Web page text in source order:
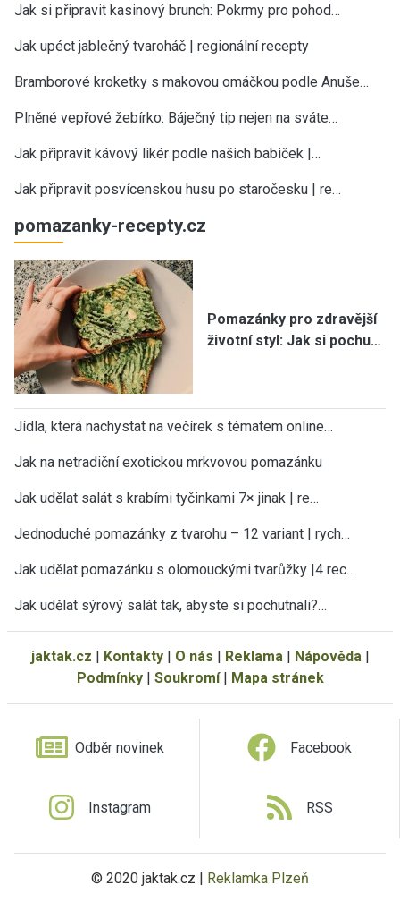
Jak si připravit kasinový brunch: Pokrmy pro pohod…
Jak upéct jablečný tvaroháč | regionální recepty
Bramborové kroketky s makovou omáčkou podle Anuše…
Plněné vepřové žebírko: Báječný tip nejen na sváte…
Jak připravit kávový likér podle našich babiček |…
Jak připravit posvícenskou husu po staročesku | re…
pomazanky-recepty.cz
Pomazánky pro zdravější
životní styl: Jak si pochu…
Jídla, která nachystat na večírek s tématem online…
Jak na netradiční exotickou mrkvovou pomazánku
Jak udělat salát s krabími tyčinkami 7× jinak | re…
Jednoduché pomazánky z tvarohu – 12 variant | rych…
Jak udělat pomazánku s olomouckými tvarůžky |4 rec…
Jak udělat sýrový salát tak, abyste si pochutnali?…
jaktak.cz | Kontakty| O nás | Reklama | Nápověda |
Podmínky| Soukromí| Mapa stránek
Odběr novinek Facebook
Instagram RSS
© 2020 jaktak.cz | Reklamka Plzeň